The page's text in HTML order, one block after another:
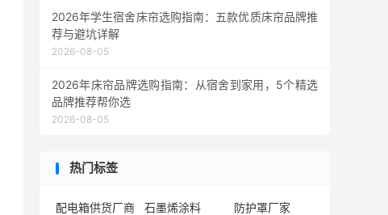
2026年学生宿舍床帘选购指南：五款优质床帘品牌推
荐与避坑详解
2026-08-05
2026年床帘品牌选购指南：从宿舍到家用，5个精选
品牌推荐帮你选
2026-08-05
热门标签
配电箱供货厂商 石墨烯涂料
防护罩厂家